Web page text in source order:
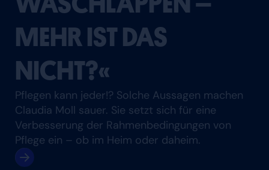
MEHR IST DAS
NICHT?«
Pflegen kann jeder!? Solche Aussagen machen
Claudia Moll sauer. Sie setzt sich für eine
Verbesserung der Rahmenbedingungen von
Pflege ein – ob im Heim oder daheim.